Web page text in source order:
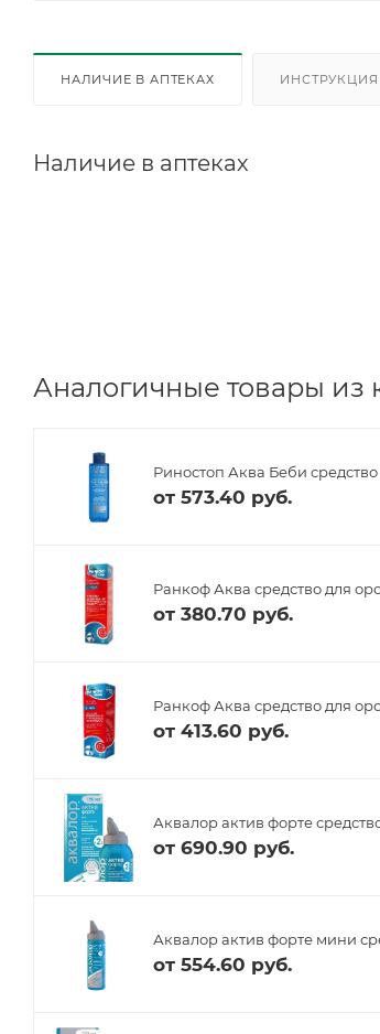
НАЛИЧИЕ В АПТЕКАХ ИНСТРУКЦИЯ
Наличие в аптеках
Аналогичные товары из
Риностоп Аква Беби
от 573.40 руб.
Ранкоф Аква средство для
от 380.70 руб.
Ранкоф Аква средство для
от 413.60 руб.
Аквалор актив форте
от 690.90 руб.
Аквалор актив форте мини
от 554.60 руб.